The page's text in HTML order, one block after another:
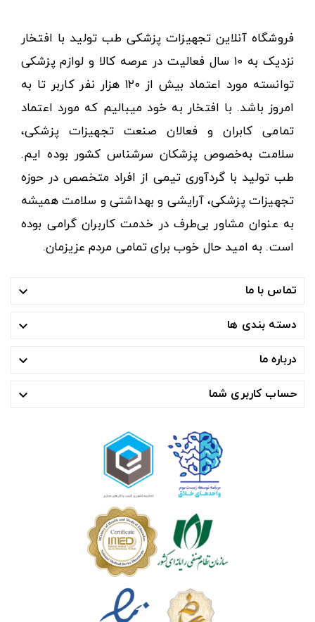
فروشگاه آنلاین تجهیزات پزشکی طب تولید با افتخار
نزدیک به ۱۰ سال فعالیت در عرصه کالا و لوازم پزشکی
توانسته مورد اعتماد بیش از ۱۲۰ هزار نفر کاربر تا به
امروز باشد. با افتخار به خود میبالیم که مورد اعتماد
تمامی کابران و فعالان صنعت تجهیزات پزشکی،
سلامت به‌خصوص پزشکان سرشناس کشور بوده ایم.
طب تولید با گردآوری تیمی از افراد متخصص در حوزه
تجهیزات پزشکی، آرایشی و بهداشتی و سلامت همیشه
به عنوان مشاور بی‌طرف در خدمت کاربران گرامی بوده
است. به امید حال خوب برای تمامی مردم عزیزمان.
تماس با ما 
دسته بندی ها 
درباره ما 
حساب کاربری شما 